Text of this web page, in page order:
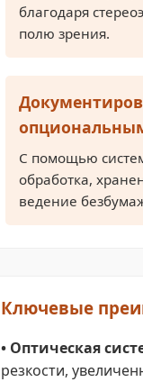
благодаря
полю зрения.
С помощью
обработка,
ведение
Ключевые
• Оптическая
резкости,